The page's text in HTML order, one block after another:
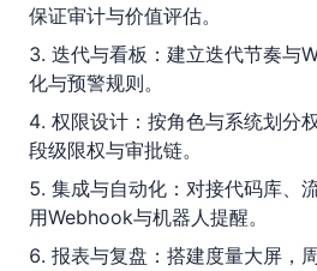
保证审计与价值评估。
迭代与看板：建立迭代节奏与
化与预警规则。
权限设计：按角色与系统划分
段级限权与审批链。
集成与自动化：对接代码库、
用Webhook与机器人提醒。
报表与复盘：搭建度量大屏，